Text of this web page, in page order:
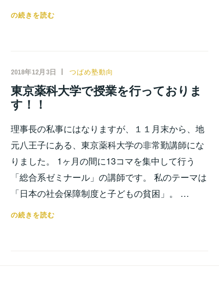
第
塾
シ
ン
ジ
ウ
関
東
大
を
の続きを読む
2018年12月3日
小
宮
位
つばめ塾動向
東京薬科大学で授業を行っておりま
す！！
理事長の私事にはなりますが、１１月末から、地
元八王子にある、東京薬科大学の非常勤講師にな
りました。 1ヶ月の間に13コマを集中して行う
「総合系ゼミナール」の講師です。 私のテーマは
「日本の社会保障制度と子どもの貧困」。 …
東
の続きを読む